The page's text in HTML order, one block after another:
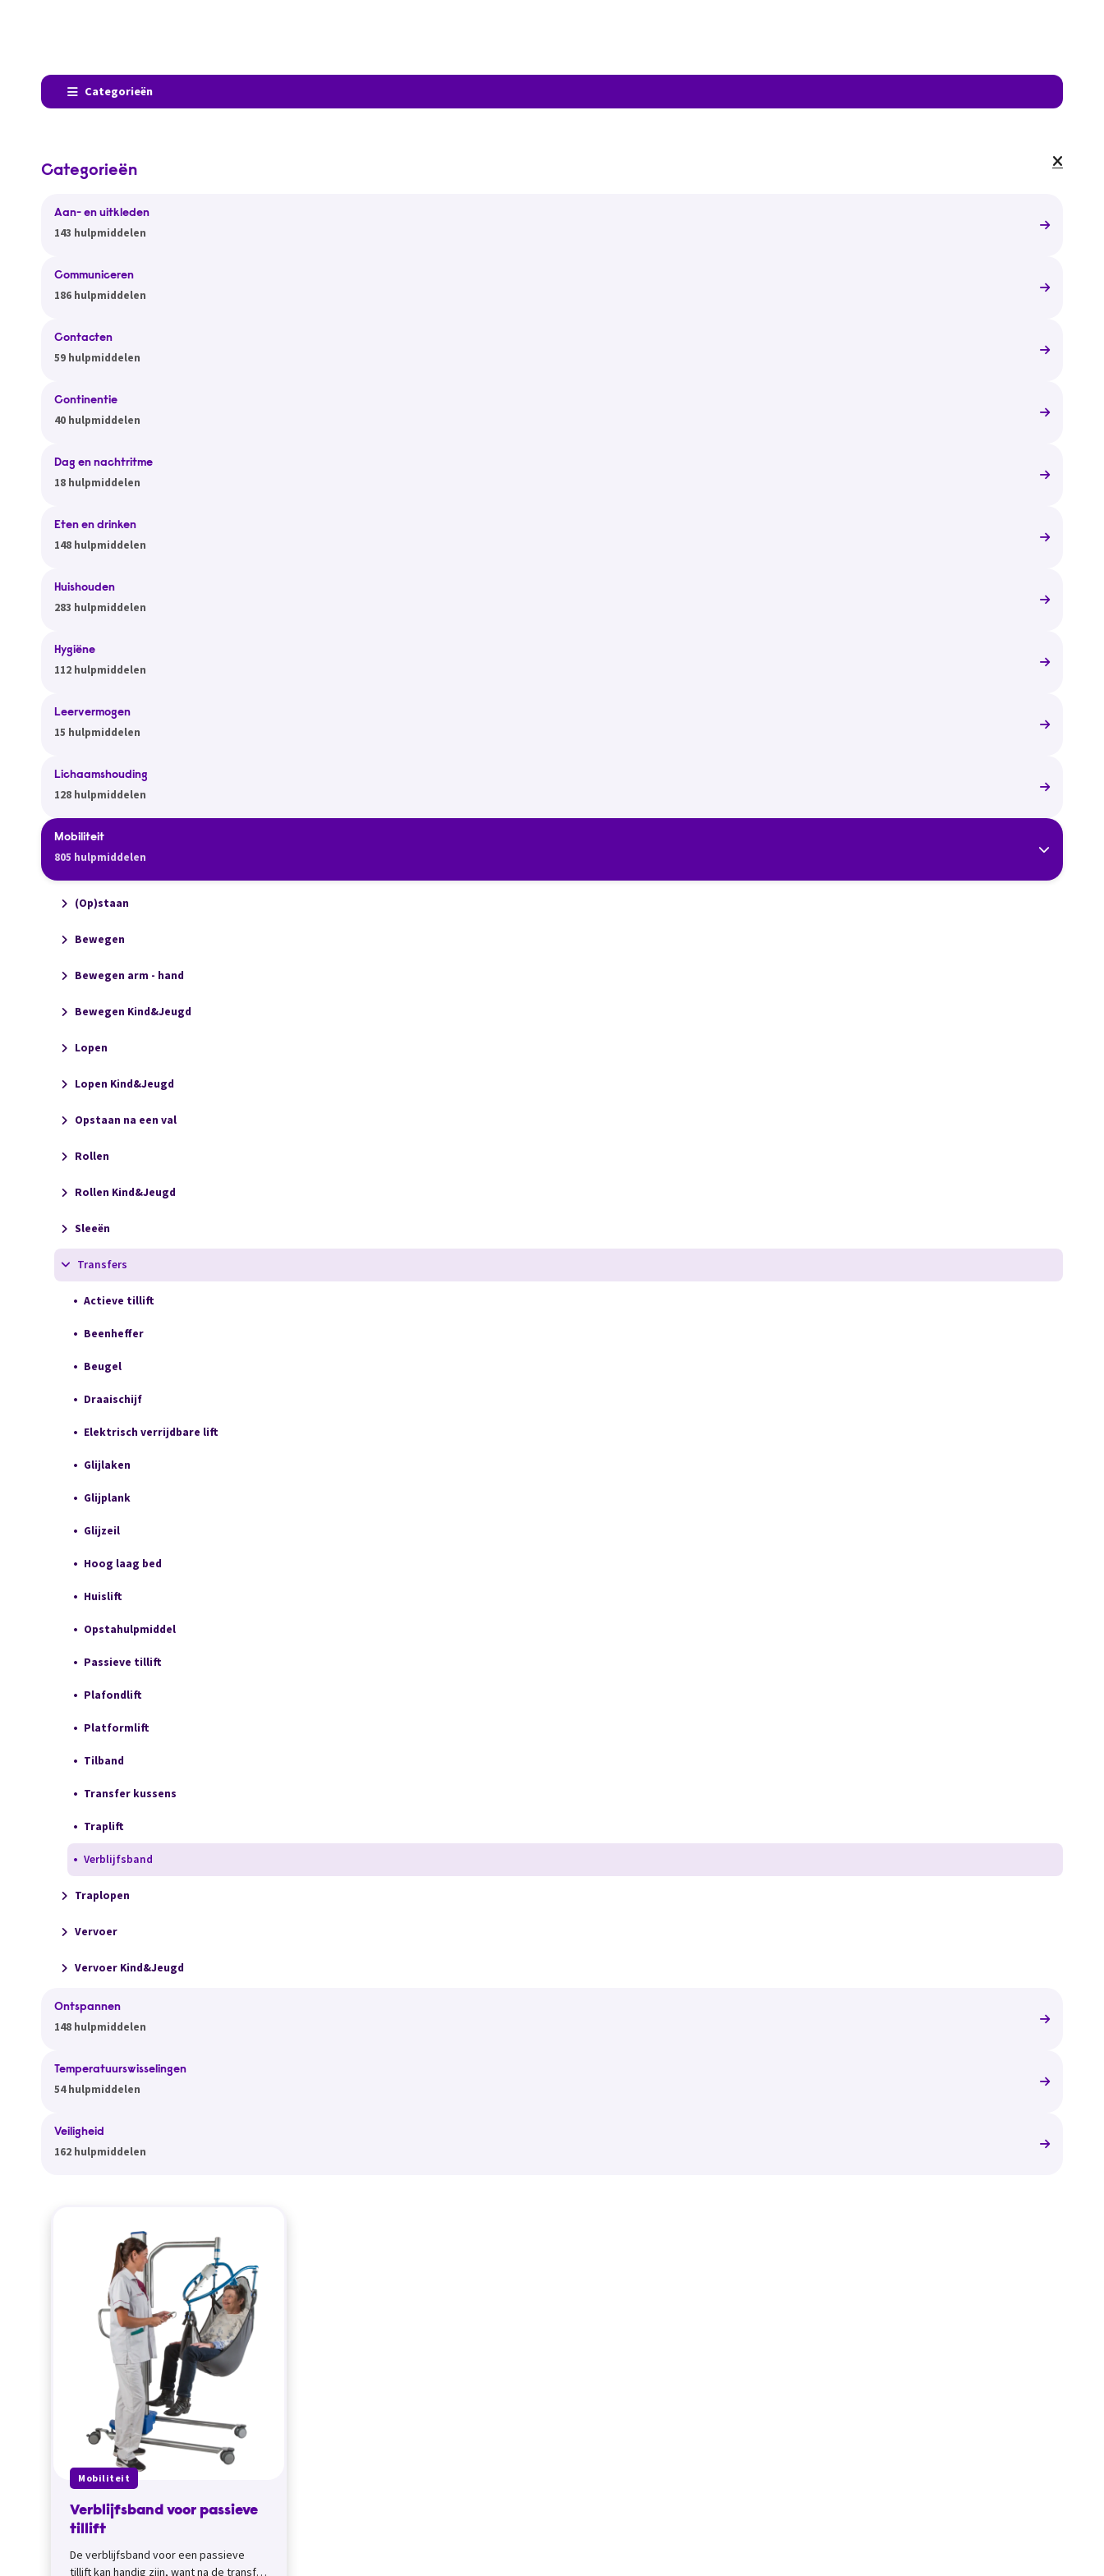
Categorieën
Categorieën
Aan- en uitkleden
143 hulpmiddelen
Communiceren
186 hulpmiddelen
Contacten
59 hulpmiddelen
Continentie
40 hulpmiddelen
Dag en nachtritme
18 hulpmiddelen
Eten en drinken
148 hulpmiddelen
Huishouden
283 hulpmiddelen
Hygiëne
112 hulpmiddelen
Leervermogen
15 hulpmiddelen
Lichaamshouding
128 hulpmiddelen
Mobiliteit
805 hulpmiddelen
(Op)staan
Bewegen
Bewegen arm - hand
Bewegen Kind&Jeugd
Lopen
Lopen Kind&Jeugd
Opstaan na een val
Rollen
Rollen Kind&Jeugd
Sleeën
Transfers
Actieve tillift
Beenheffer
Beugel
Draaischijf
Elektrisch verrijdbare lift
Glijlaken
Glijplank
Glijzeil
Hoog laag bed
Huislift
Opstahulpmiddel
Passieve tillift
Plafondlift
Platformlift
Tilband
Transfer kussens
Traplift
Verblijfsband
Traplopen
Vervoer
Vervoer Kind&Jeugd
Ontspannen
148 hulpmiddelen
Temperatuurswisselingen
54 hulpmiddelen
Veiligheid
162 hulpmiddelen
Mobiliteit
Verblijfsband voor passieve
tillift
De verblijfsband voor een passieve
tillift kan handig zijn, want na de transfer